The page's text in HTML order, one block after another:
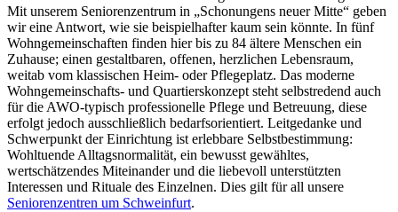
Mit unserem Seniorenzentrum in „Schonungens neuer Mitte“ geben
wir eine Antwort, wie sie beispielhafter kaum sein könnte. In fünf
Wohngemeinschaften finden hier bis zu 84 ältere Menschen ein
Zuhause; einen gestaltbaren, offenen, herzlichen Lebensraum,
weitab vom klassischen Heim- oder Pflegeplatz. Das moderne
Wohngemeinschafts- und Quartierskonzept steht selbstredend auch
für die AWO-typisch professionelle Pflege und Betreuung, diese
erfolgt jedoch ausschließlich bedarfsorientiert. Leitgedanke und
Schwerpunkt der Einrichtung ist erlebbare Selbstbestimmung:
Wohltuende Alltagsnormalität, ein bewusst gewähltes,
wertschätzendes Miteinander und die liebevoll unterstützten
Interessen und Rituale des Einzelnen. Dies gilt für all unsere
Seniorenzentren um Schweinfurt.